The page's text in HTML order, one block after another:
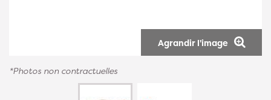
Agrandir l'image
*Photos non contractuelles